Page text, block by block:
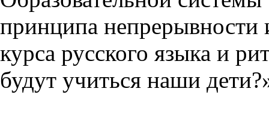
принципа непрерывности
курса русского языка и
будут учиться наши